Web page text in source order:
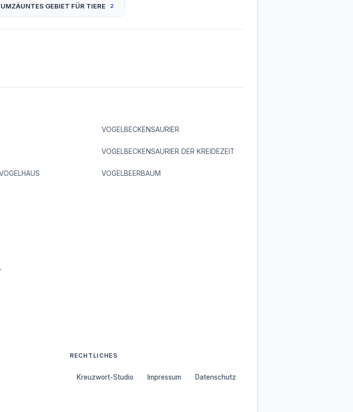
UMZÄUNTES GEBIET FÜR TIERE 2
VOGELBECKENSAURIER
VOGELBECKENSAURIER DER KREIDEZEIT
VOGELBEERBAUM
RECHTLICHES
Kreuzwort-Studio Impressum Datenschutz